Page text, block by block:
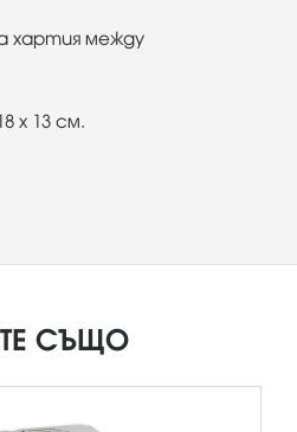
хартия между
х 13 см.
СЪЩО